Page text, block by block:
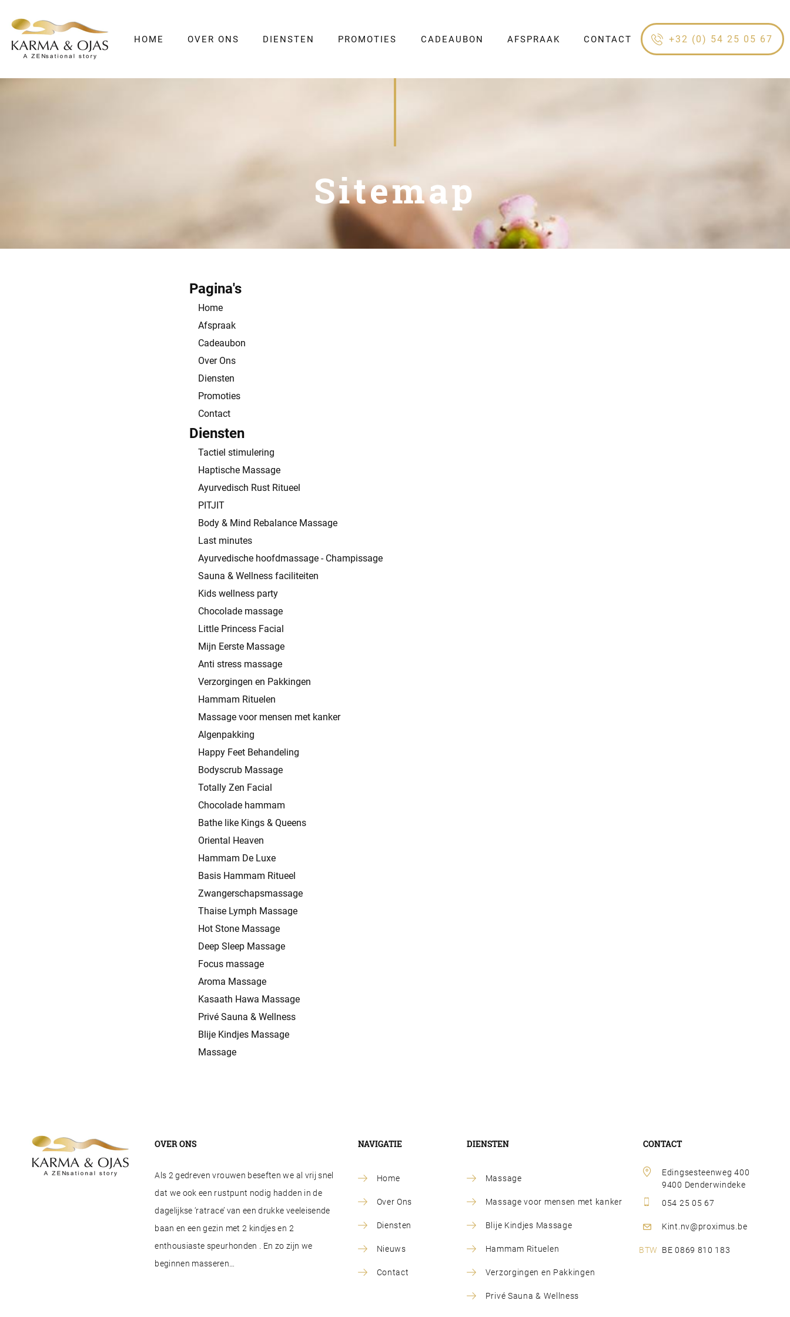
HOME OVER ONS DIENSTEN PROMOTIES CADEAUBON AFSPRAAK CONTACT +32 (0) 54 25 05 67
Sitemap
Pagina's
Home
Afspraak
Cadeaubon
Over Ons
Diensten
Promoties
Contact
Diensten
Tactiel stimulering
Haptische Massage
Ayurvedisch Rust Ritueel
PITJIT
Body & Mind Rebalance Massage
Last minutes
Ayurvedische hoofdmassage - Champissage
Sauna & Wellness faciliteiten
Kids wellness party
Chocolade massage
Little Princess Facial
Mijn Eerste Massage
Anti stress massage
Verzorgingen en Pakkingen
Hammam Rituelen
Massage voor mensen met kanker
Algenpakking
Happy Feet Behandeling
Bodyscrub Massage
Totally Zen Facial
Chocolade hammam
Bathe like Kings & Queens
Oriental Heaven
Hammam De Luxe
Basis Hammam Ritueel
Zwangerschapsmassage
Thaise Lymph Massage
Hot Stone Massage
Deep Sleep Massage
Focus massage
Aroma Massage
Kasaath Hawa Massage
Privé Sauna & Wellness
Blije Kindjes Massage
Massage
OVER ONS
Als 2 gedreven vrouwen beseften we al vrij snel
dat we ook een rustpunt nodig hadden in de
dagelijkse ‘ratrace’ van een drukke veeleisende
baan en een gezin met 2 kindjes en 2
enthousiaste speurhonden . En zo zijn we
beginnen masseren…
NAVIGATIE
Home
Over Ons
Diensten
Nieuws
Contact
DIENSTEN
Massage
Massage voor mensen met kanker
Blije Kindjes Massage
Hammam Rituelen
Verzorgingen en Pakkingen
Privé Sauna & Wellness
CONTACT
Edingsesteenweg 400
9400 Denderwindeke
054 25 05 67
Kint.nv@proximus.be
BE 0869 810 183